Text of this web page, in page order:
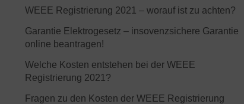
WEEE Registrierung 2021 – worauf ist zu achten?
Garantie Elektrogesetz – insovenzsichere Garantie
online beantragen!
Welche Kosten entstehen bei der WEEE
Registrierung 2021?
Fragen zu den Kosten der WEEE Registrierung